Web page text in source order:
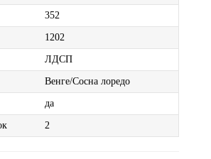
352
1202
ЛДСП
Венге/Сосна лоредо
да
2